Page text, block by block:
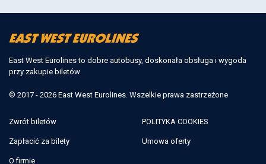
East West Eurolines to dobre autobusy, doskonała obsługa i wygoda
przy zakupie biletów
© 2017 - 2026 East West Eurolines. Wszelkie prawa zastrzeżone
Zwrót biletów
Zapłacić za bilety
O firmie
POLITYKA COOKIES
Umowa oferty